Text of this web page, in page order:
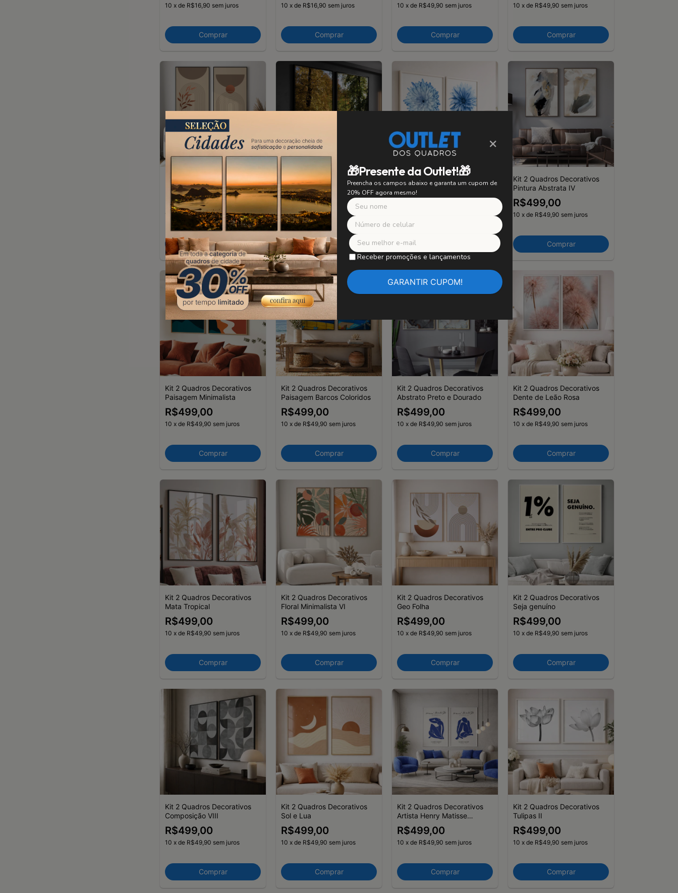
×
🎁Presente da Outlet!🎁
Preencha os campos abaixo e garanta um cupom de
20% OFF agora mesmo!
Receber promoções e lançamentos
10 x de R$16,90 sem juros
Comprar
10 x de R$16,90 sem juros
Comprar
10 x de R$49,90 sem juros
Comprar
10 x de R$49,90 sem juros
Comprar
Kit 2 Quadros Decorativos
Equilíbrio Natural Bege
R$499,00
10 xdeR$49,90 sem juros
Comprar
Kit 2 Quadros Decorativos
Árvores I
R$499,00
10 xdeR$49,90 sem juros
Comprar
Kit 2 Quadros Decorativos
Floral II
Kit 2 Quadros Decorativos
Pintura Abstrata IV
R$499,00
10 x de R$49,90 sem juros
Comprar
Kit 2 Quadros Decorativos
Paisagem Minimalista
R$499,00
10 x de R$49,90 sem juros
Comprar
Kit 2 Quadros Decorativos
Paisagem Barcos Coloridos
R$499,00
10 x de R$49,90 sem juros
Comprar
Kit 2 Quadros Decorativos
Abstrato Preto e Dourado
R$499,00
10 x de R$49,90 sem juros
Comprar
Kit 2 Quadros Decorativos
Dente de Leão Rosa
R$499,00
10 x de R$49,90 sem juros
Comprar
Kit 2 Quadros Decorativos
Mata Tropical
R$499,00
10 x de R$49,90 sem juros
Comprar
Kit 2 Quadros Decorativos
Floral Minimalista VI
R$499,00
10 x de R$49,90 sem juros
Comprar
Kit 2 Quadros Decorativos
Geo Folha
R$499,00
10 x de R$49,90 sem juros
Comprar
Kit 2 Quadros Decorativos
Seja genuíno
R$499,00
10 x de R$49,90 sem juros
Comprar
Kit 2 Quadros Decorativos
Composição VIII
R$499,00
10 x de R$49,90 sem juros
Comprar
Kit 2 Quadros Decorativos
Sol e Lua
R$499,00
10 x de R$49,90 sem juros
Comprar
Kit 2 Quadros Decorativos
Artista Henry Matisse
Composição The Essence of
Life
R$499,00
10 x de R$49,90 sem juros
Comprar
Kit 2 Quadros Decorativos
Tulipas II
R$499,00
10 x de R$49,90 sem juros
Comprar